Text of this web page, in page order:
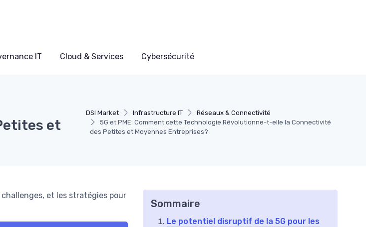
IT Cloud & Services Cybersécurité
DSI Market Infrastructure IT
Réseaux & Connectivité
5G et PME: Comment cette Technologie Révolutionne-t-elle la Connectivité
des Petites et Moyennes Entreprises?
et
et les stratégies pour
Sommaire
Le potentiel disruptif de la 5G pour les